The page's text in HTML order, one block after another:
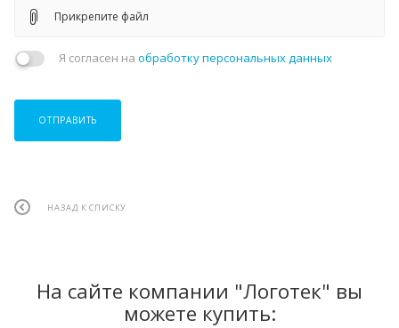
Прикрепите файл
Я согласен на обработку персональных данных
ОТПРАВИТЬ
НАЗАД К СПИСКУ
На сайте компании "Логотек" вы
можете купить: